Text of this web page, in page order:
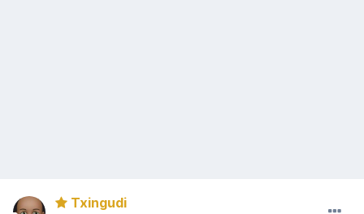
Txingudi